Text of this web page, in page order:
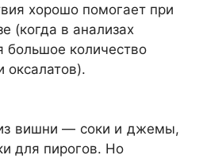
хорошо помогает при
(когда в анализах
большое количество
оксалатов).
вишни — соки и джемы,
для пирогов. Но